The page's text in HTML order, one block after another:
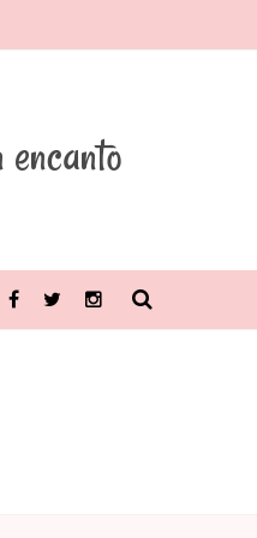
FacebookTwitter Instagram